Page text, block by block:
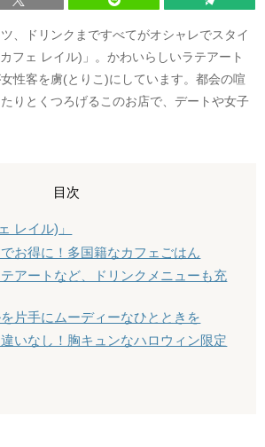
、ドリンクまですべてがオシャレでスタイ
フェ レイル)」。かわいらしいラテアート
性客を虜(とりこ)にしています。都会の喧
りとくつろげるこのお店で、デートや女子
目次
レイル)」
お得に！多国籍なカフェごはん
アートなど、ドリンクメニューも充
片手にムーディーなひとときを
いなし！胸キュンなハロウィン限定